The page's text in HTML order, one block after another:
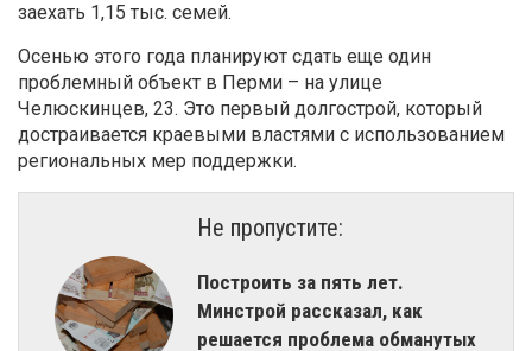
заехать 1,15 тыс. семей.
Осенью этого года планируют сдать еще один
проблемный объект в Перми – на улице
Челюскинцев, 23. Это первый долгострой, который
достраивается краевыми властями с использованием
региональных мер поддержки.
Не пропустите:
​Построить за пять лет.
Минстрой рассказал, как
решается проблема обманутых